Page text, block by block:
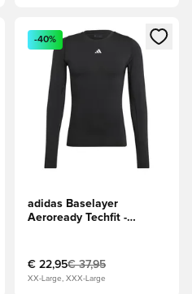
loggen of je aan te melden als
Opent een venster om in te
-40%
adidas Baselayer
Aeroready Techfit -
€ 22,95€ 37,95
XX-Large, XXX-Large